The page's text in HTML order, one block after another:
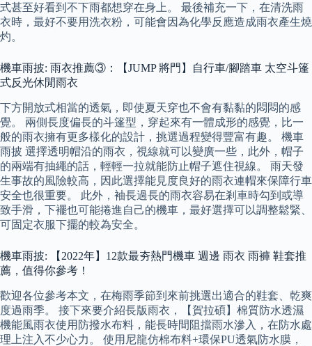
式甚至好看到不下雨都想穿在身上。 最後補充一下，在清洗雨
衣時，最好不要用洗衣粉，可能會因為化學反應造成雨衣產生燒
灼。
機車雨披: 雨衣推薦③：【JUMP 將門】自行車/腳踏車 太空斗篷
式反光休閒雨衣
下方開放式相當的透氣，即使夏天穿也不會有黏黏的悶悶的感
覺。 兩側長度偏長的斗篷型，穿起來有一體成形的感覺，比一
般的雨衣擁有更多樣化的設計，挑選過程變得豐富有趣。 機車
雨披 選擇透明帽沿的雨衣，視線就可以變廣一些，此外，帽子
的兩端有抽繩的話，輕輕一拉就能防止帽子遮住視線。 雨天發
生事故的風險較高，因此選擇能見度良好的雨衣連帽來保障行車
安全也很重要。 此外，袖長過長的雨衣容易在剎車時勾到或導
致手滑，下襬也可能捲進自己的機車，最好選擇可以調整鬆緊、
可固定衣服下擺的較為安全。
機車雨披: 【2022年】12款最夯熱門機車 週邊 雨衣 雨褲 鞋套推
薦，值得你參考！
歡迎各位參考本文，在梅雨季節到來前挑選出適合的鞋套、乾爽
度過雨季。 接下來要介紹長版雨衣，【賀拉碩】棉質防水透濕
機能風雨衣使用防撥水布料，能長時間阻擋雨水滲入，在防水處
理上注入不少心力。 使用尼龍仿棉布料+環保PU透氣防水膜，